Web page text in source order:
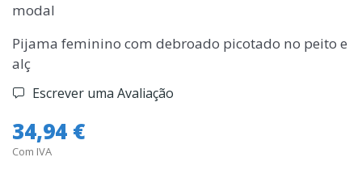
modal
Pijama feminino com debroado picotado no peito e
alç
Escrever uma Avaliação
34,94 €
Com IVA